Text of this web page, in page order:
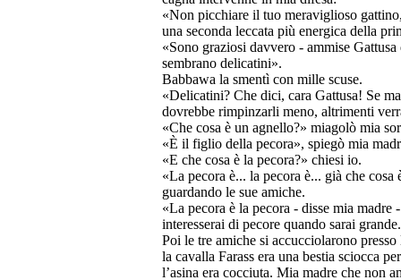
«Non picchiare il tuo meraviglioso
una seconda leccata più energica della
«Sono graziosi davvero - ammise
sembrano delicatini».
Babbawa la smentì con mille scuse.
«Delicatini? Che dici, cara Gattusa! Se
dovrebbe rimpinzarli meno, altrimenti
«Che cosa è un agnello?» miagolò mia
«È il figlio della pecora», spiegò mia
«E che cosa è la pecora?» chiesi io.
«La pecora è... la pecora è... già che
guardando le sue amiche.
«La pecora è la pecora - disse mia
interesserai di pecore quando sarai
Poi le tre amiche si accucciolarono
la cavalla Farass era una bestia sciocca
l’asina era cocciuta. Mia madre che non